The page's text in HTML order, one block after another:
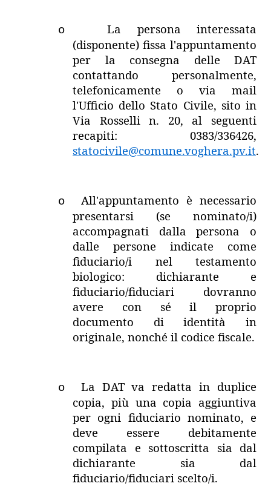
o
La persona interessata
(disponente) fissa l'appuntamento
per la consegna delle DAT
contattando personalmente,
telefonicamente o via mail
l'Ufficio dello Stato Civile, sito in
Via Rosselli n. 20, al seguenti
recapiti: 0383/336426,
statocivile@comune.voghera.pv.it.
o
All'appuntamento è necessario
presentarsi (se nominato/i)
accompagnati dalla persona o
dalle persone indicate come
fiduciario/i nel testamento
biologico: dichiarante e
fiduciario/fiduciari dovranno
avere con sé il proprio
documento di identità in
originale, nonché il codice fiscale.
o
La DAT va redatta in duplice
copia, più una copia aggiuntiva
per ogni fiduciario nominato, e
deve essere debitamente
compilata e sottoscritta sia dal
dichiarante sia dal
fiduciario/fiduciari scelto/i.